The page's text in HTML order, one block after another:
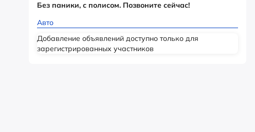
Без паники, с полисом. Позвоните сейчас!
Авто
Добавление объявлений доступно только для
зарегистрированных участников